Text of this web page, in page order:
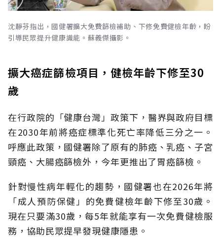
沈靜芬指出，國健署擴大免費篩檢補助、下修免費健檢年齡，盼
引導民眾提升健康識能。蘇義傑攝影。
擴大癌症篩檢項目，健檢年齡下修至30
歲
在行政院的「健康台灣」政策下，醫界與政府目標
在2030年前將癌症標準化死亡率降低三分之一。
呼應此政策，國健署除了原有的肺癌、乳癌、子宮
頸癌、大腸癌篩檢外，今年更推出了胃癌篩檢。
針對慢性病年輕化的趨勢，國健署也在2026年將
「成人預防保健」的免費健檢年齡下修至30歲。
現在只要滿30歲，每5年就能享有一次免費健檢服
務，協助民眾提早發現健康隱患。